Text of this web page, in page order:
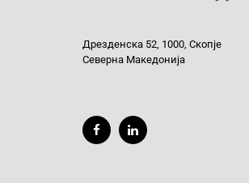
Дрезденска 52, 1000, Скопје
Северна Македонија